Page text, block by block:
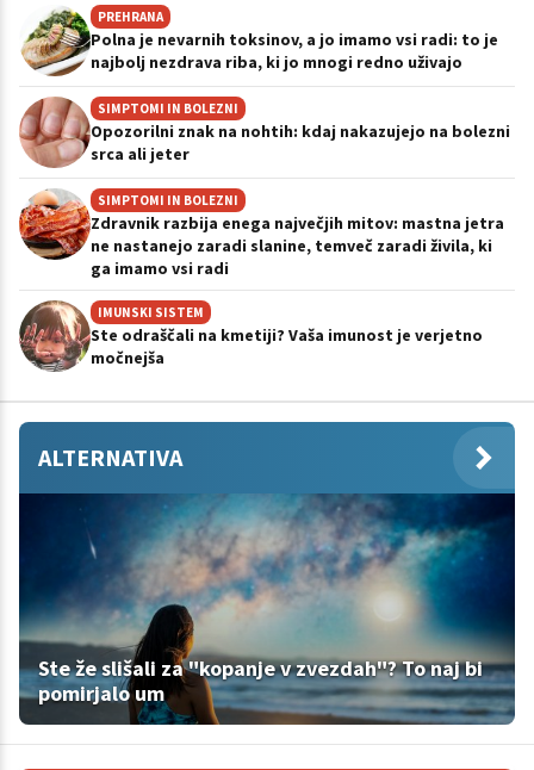
PREHRANA
Polna je nevarnih toksinov, a jo imamo vsi radi: to je
najbolj nezdrava riba, ki jo mnogi redno uživajo
SIMPTOMI IN BOLEZNI
Opozorilni znak na nohtih: kdaj nakazujejo na bolezni
srca ali jeter
SIMPTOMI IN BOLEZNI
Zdravnik razbija enega največjih mitov: mastna jetra
ne nastanejo zaradi slanine, temveč zaradi živila, ki
ga imamo vsi radi
IMUNSKI SISTEM
Ste odraščali na kmetiji? Vaša imunost je verjetno
močnejša
ALTERNATIVA
Ste že slišali za "kopanje v zvezdah"? To naj bi
pomirjalo um